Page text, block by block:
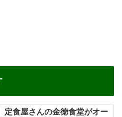
定食屋さんの金徳食堂がオー